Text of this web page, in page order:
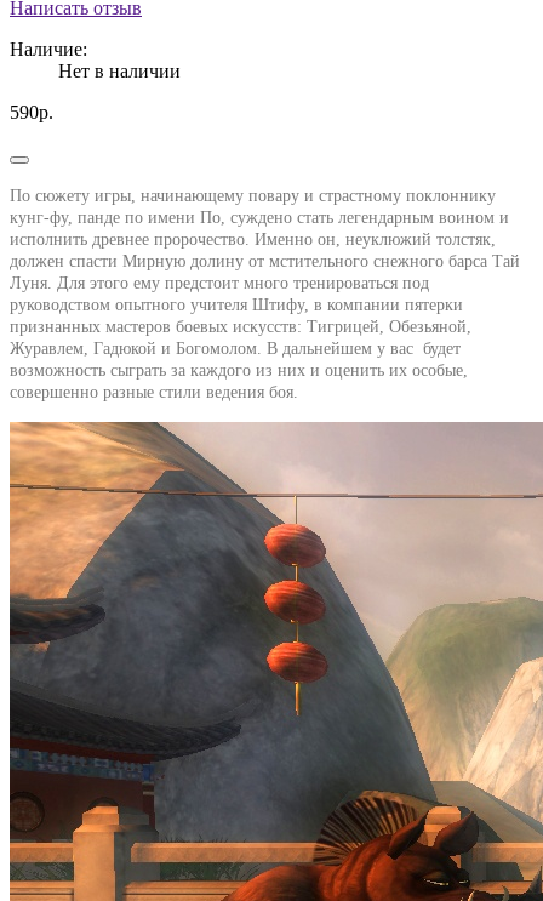
Написать отзыв
Наличие:
Нет в наличии
590р.
По сюжету игры, начинающему повару и страстному поклоннику
кунг-фу, панде по имени По, суждено стать легендарным воином и
исполнить древнее пророчество. Именно он, неуклюжий толстяк,
должен спасти Мирную долину от мстительного снежного барса Тай
Луня. Для этого ему предстоит много тренироваться под
руководством опытного учителя Штифу, в компании пятерки
признанных мастеров боевых искусств: Тигрицей, Обезьяной,
Журавлем, Гадюкой и Богомолом. В дальнейшем у вас будет
возможность сыграть за каждого из них и оценить их особые,
совершенно разные стили ведения боя.